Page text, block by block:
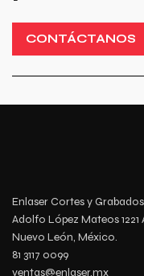
CONTÁCTANOS
Enlaser Cortes y
Adolfo López Mateos
Nuevo León, México.
81 3117 0099
ventas@enlaser.mx